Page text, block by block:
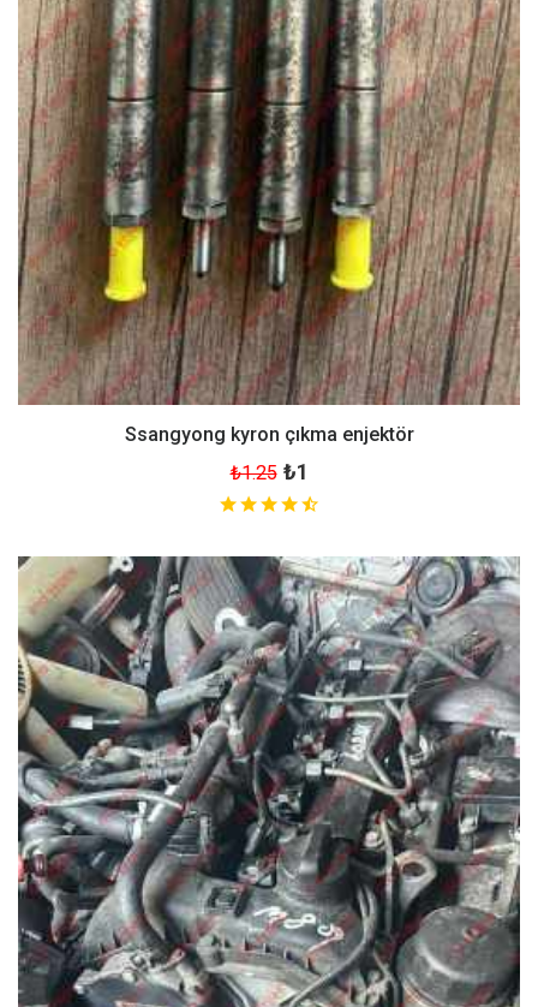
Ssangyong kyron çıkma enjektör
₺1.25 ₺1